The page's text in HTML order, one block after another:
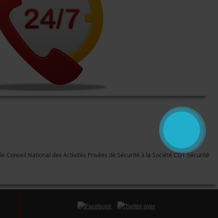
National des Activités Privées de Sécurité à la Société CDT Sécurité